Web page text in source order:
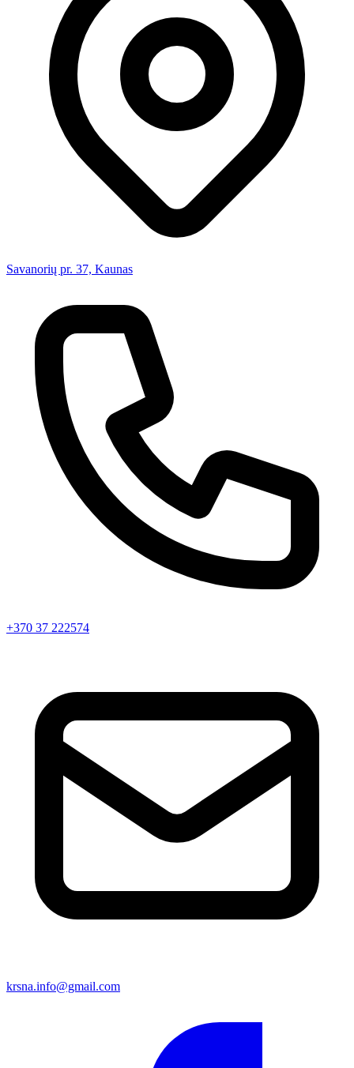
Savanorių pr. 37, Kaunas
+370 37 222574
krsna.info@gmail.com